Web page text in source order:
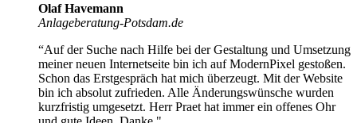
Olaf Havemann
Anlageberatung-Potsdam.de
“Auf der Suche nach Hilfe bei der Gestaltung und Umsetzung
meiner neuen Internetseite bin ich auf ModernPixel gestoßen.
Schon das Erstgespräch hat mich überzeugt. Mit der Website
bin ich absolut zufrieden. Alle Änderungswünsche wurden
kurzfristig umgesetzt. Herr Praet hat immer ein offenes Ohr